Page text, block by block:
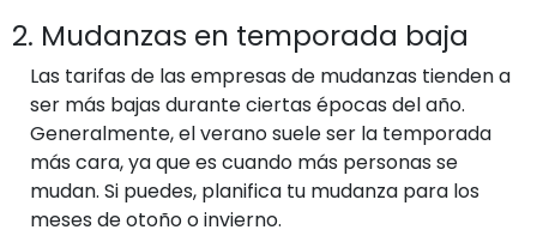
2. Mudanzas en temporada baja
Las tarifas de las empresas de mudanzas tienden a
ser más bajas durante ciertas épocas del año.
Generalmente, el verano suele ser la temporada
más cara, ya que es cuando más personas se
mudan. Si puedes, planifica tu mudanza para los
meses de otoño o invierno.